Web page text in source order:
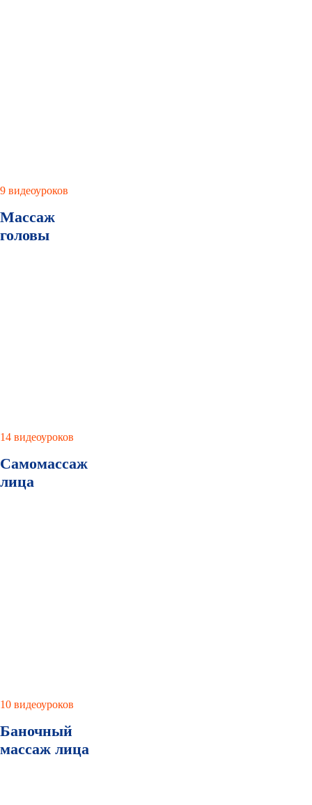
9 видеоуроков
Массаж
головы
14 видеоуроков
Самомассаж
лица
10 видеоуроков
Баночный
массаж лица